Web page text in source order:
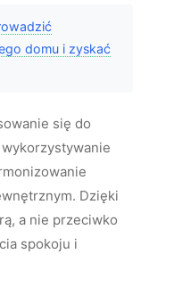
domu i zyskać
się do
Dzięki
a nie przeciwko
spokoju i